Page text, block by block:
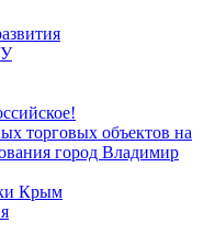
торговых объектов на
город Владимир
Крым